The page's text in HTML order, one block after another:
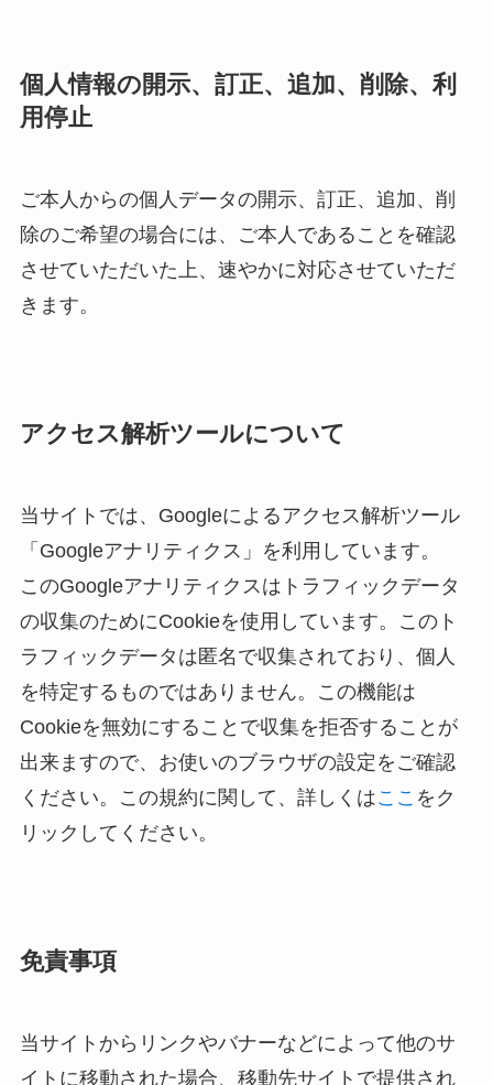
個人情報の開示、訂正、追加、削除、利
用停止
ご本人からの個人データの開示、訂正、追加、削
除のご希望の場合には、ご本人であることを確認
させていただいた上、速やかに対応させていただ
きます。
アクセス解析ツールについて
当サイトでは、Googleによるアクセス解析ツール
「Googleアナリティクス」を利用しています。
このGoogleアナリティクスはトラフィックデータ
の収集のためにCookieを使用しています。このト
ラフィックデータは匿名で収集されており、個人
を特定するものではありません。この機能は
Cookieを無効にすることで収集を拒否することが
出来ますので、お使いのブラウザの設定をご確認
ください。この規約に関して、詳しくはここ をク
リックしてください。
免責事項
当サイトからリンクやバナーなどによって他のサ
イトに移動された場合、移動先サイトで提供され